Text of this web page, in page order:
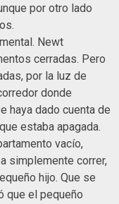
por otro lado
Newt
cerradas. Pero
por la luz de
donde
haya dado cuenta de
estaba apagada.
vacío,
simplemente correr,
hijo. Que se
que el pequeño